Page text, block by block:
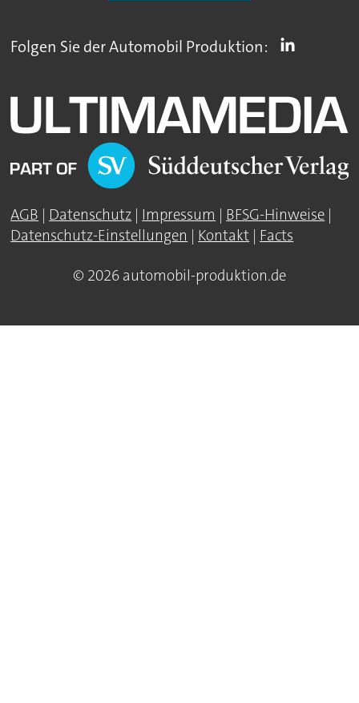
Folgen Sie der Automobil Produktion:
AGB | Datenschutz | Impressum | BFSG-Hinweise |
Datenschutz-Einstellungen | Kontakt | Facts
© 2026 automobil-produktion.de